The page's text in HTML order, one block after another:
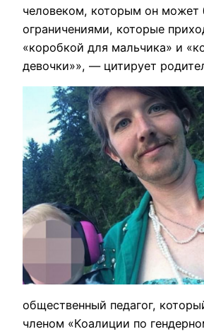
человеком, которым он может
ограничениями, которые
«коробкой для мальчика» и
девочки»», — цитирует
общественный педагог,
членом «Коалиции по